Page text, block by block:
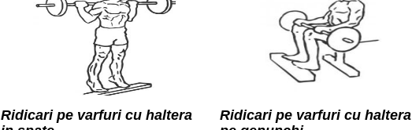
Ridicari pe varfuri cu haltera
Ridicari pe varfuri cu haltera